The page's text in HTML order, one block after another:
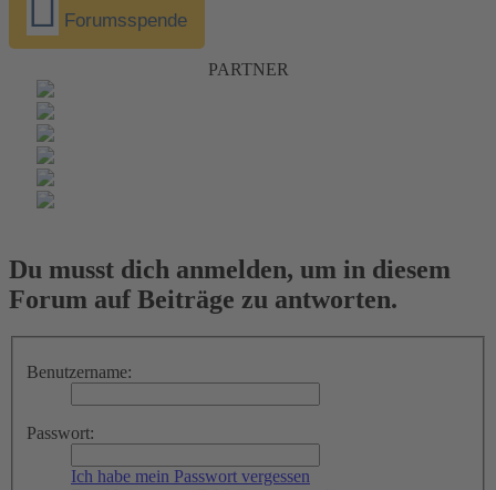
Forumsspende
PARTNER
Du musst dich anmelden, um in diesem
Forum auf Beiträge zu antworten.
Benutzername:
Passwort:
Ich habe mein Passwort vergessen